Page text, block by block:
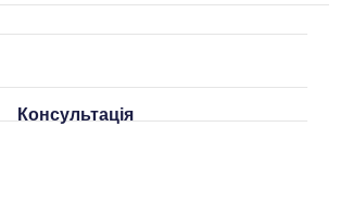
Консультація